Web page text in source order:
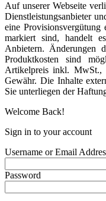
Auf unserer Webseite
Dienstleistungsanbieter
eine
markiert sind, handelt
Anbietern. Änderungen
Produktkosten sind
Artikelpreis inkl. MwSt.,
Gewähr. Die Inhalte
Sie unterliegen der
Welcome Back!
Sign in to your account
Username or Email
Password